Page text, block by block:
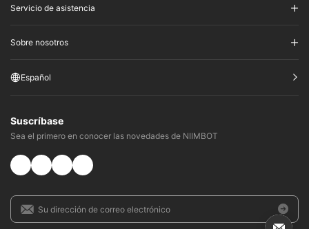
Servicio de asistencia
Sobre nosotros
Español
Suscríbase
Sea el primero en conocer las novedades de NIIMBOT